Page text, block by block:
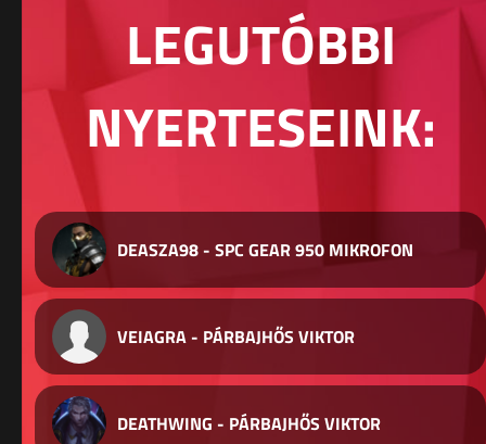
LEGUTÓBBI
NYERTESEINK:
DEASZA98 - SPC GEAR 950 MIKROFON
VEIAGRA - PÁRBAJHŐS VIKTOR
DEATHWING - PÁRBAJHŐS VIKTOR